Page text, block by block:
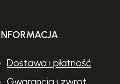
Dostawa i płatność